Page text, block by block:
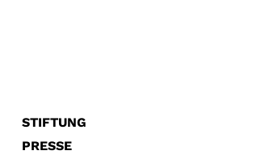
STIFTUNG
PRESSE